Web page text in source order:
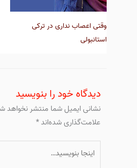
وقتی اعصاب نداری در ترکی
استانبولی
دیدگاه‌ خود را بنویسید
نشانی ایمیل شما منتشر نخواهد
علامت‌گذاری شده‌اند*
بنویسید…